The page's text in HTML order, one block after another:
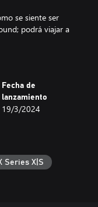
se siente ser
podrá viajar a
tendrá la
registrada en el
Fecha de
lanzamiento
19/3/2024
Series X|S